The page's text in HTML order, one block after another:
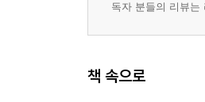
독자 분들의 리뷰
책 속으로